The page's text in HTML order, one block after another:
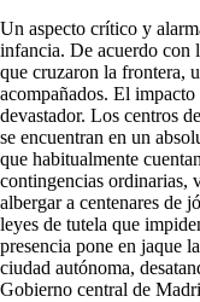
Un aspecto crítico y
infancia. De acuerdo con
que cruzaron la frontera,
acompañados. El
devastador. Los centros
se encuentran en un
que habitualmente
contingencias ordinarias,
albergar a centenares de
leyes de tutela que
presencia pone en jaque
ciudad autónoma,
Gobierno central de